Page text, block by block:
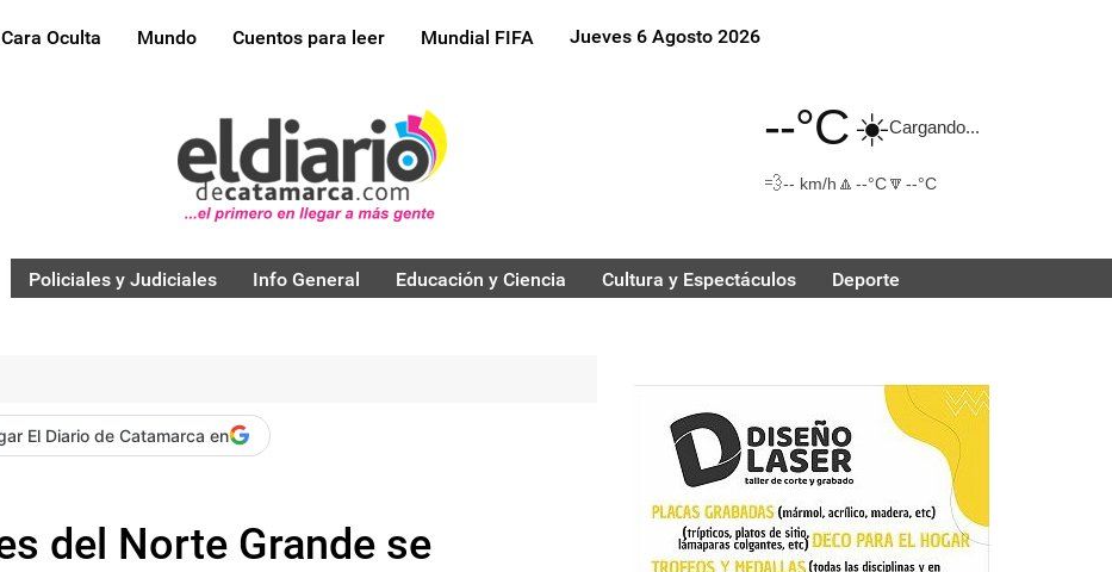
Oculta Mundo Cuentos para leer Mundial FIFA Jueves 6 Agosto 2026
--°C☀️Cargando...
💨-- km/h 🔼 --°C🔽 --°C
Policiales y Judiciales Info General Educación y Ciencia Cultura y Espectáculos Deporte
El Diario de Catamarca en
del Norte Grande se